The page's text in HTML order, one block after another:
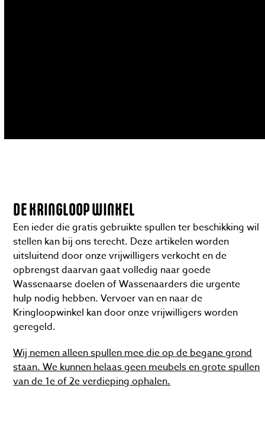
DE KRINGLOOP WINKEL
Een ieder die gratis gebruikte spullen ter beschikking wil
stellen kan bij ons terecht. Deze artikelen worden
uitsluitend door onze vrijwilligers verkocht en de
opbrengst daarvan gaat volledig naar goede
Wassenaarse doelen of Wassenaarders die urgente
hulp nodig hebben. Vervoer van en naar de
Kringloopwinkel kan door onze vrijwilligers worden
geregeld.
Wij nemen alleen spullen mee die op de begane grond
staan. We kunnen helaas geen meubels en grote spullen
van de 1eof 2everdieping ophalen.